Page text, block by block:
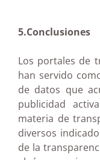
5.Conclusiones
Los portales de
han servido
de datos que
publicidad
materia de
diversos
de la